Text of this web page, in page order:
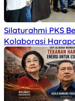
Silaturahmi PKS
Kolaborasi